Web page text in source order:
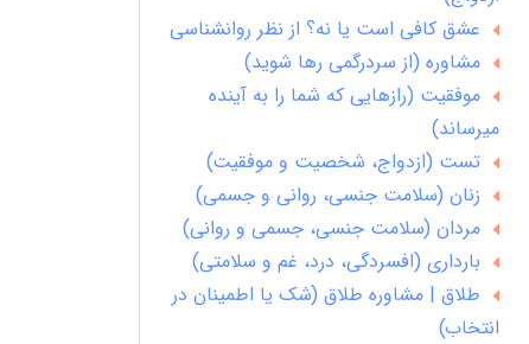
عشق کافی است یا نه؟ از نظر روانشناسی
مشاوره (از سردرگمی رها شوید)
موفقیت (رازهایی که شما را به آینده
میرساند)
تست (ازدواج، شخصیت و موفقیت)
زنان (سلامت جنسی، روانی و جسمی)
مردان (سلامت جنسی، جسمی و روانی)
بارداری (افسردگی، درد، غم و سلامتی)
طلاق | مشاوره طلاق (شک یا اطمینان در
انتخاب)